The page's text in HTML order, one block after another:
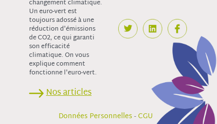
changement climatique.
Un euro-vert est
toujours adossé à une
réduction d'émissions
de CO2, ce qui garanti
son efficacité
climatique. On vous
explique comment
fonctionne l'euro-vert.
Nos articles
Données Personnelles-CGU